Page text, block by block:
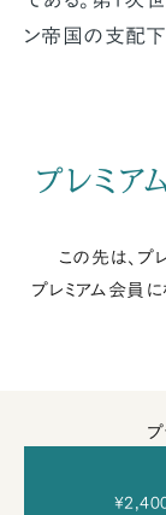
ン帝国の支配
プレミア
この先は、プ
プレミアム会員